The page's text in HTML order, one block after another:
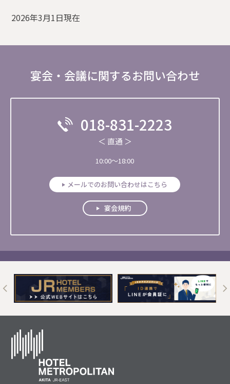
2026年3月1日現在
宴会・会議に関するお問い合わせ
018-831-2223
＜ 直通 ＞
10:00～18:00
メールでのお問い合わせはこちら
宴会規約